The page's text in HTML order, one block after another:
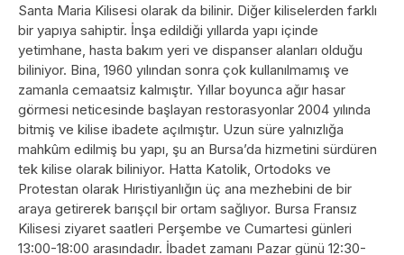
Santa Maria Kilisesi olarak da bilinir. Diğer kiliselerden farklı
bir yapıya sahiptir. İnşa edildiği yıllarda yapı içinde
yetimhane, hasta bakım yeri ve dispanser alanları olduğu
biliniyor. Bina, 1960 yılından sonra çok kullanılmamış ve
zamanla cemaatsiz kalmıştır. Yıllar boyunca ağır hasar
görmesi neticesinde başlayan restorasyonlar 2004 yılında
bitmiş ve kilise ibadete açılmıştır. Uzun süre yalnızlığa
mahkûm edilmiş bu yapı, şu an Bursa’da hizmetini sürdüren
tek kilise olarak biliniyor. Hatta Katolik, Ortodoks ve
Protestan olarak Hıristiyanlığın üç ana mezhebini de bir
araya getirerek barışçıl bir ortam sağlıyor. Bursa Fransız
Kilisesi ziyaret saatleri Perşembe ve Cumartesi günleri
13:00-18:00 arasındadır. İbadet zamanı Pazar günü 12:30-